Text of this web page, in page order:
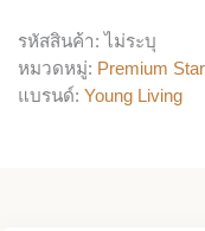
รหัสสินค้า:ไม่ระบุ
หมวดหมู่: Premium
แบรนด์: Young Living